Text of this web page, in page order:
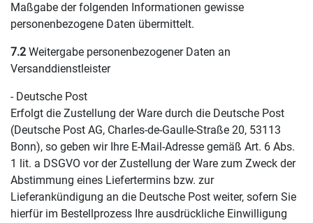
Maßgabe der folgenden Informationen gewisse
personenbezogene Daten übermittelt.
7.2 Weitergabe personenbezogener Daten an
Versanddienstleister
- Deutsche Post
Erfolgt die Zustellung der Ware durch die Deutsche Post
(Deutsche Post AG, Charles-de-Gaulle-Straße 20, 53113
Bonn), so geben wir Ihre E-Mail-Adresse gemäß Art. 6 Abs.
1 lit. a DSGVO vor der Zustellung der Ware zum Zweck der
Abstimmung eines Liefertermins bzw. zur
Lieferankündigung an die Deutsche Post weiter, sofern Sie
hierfür im Bestellprozess Ihre ausdrückliche Einwilligung